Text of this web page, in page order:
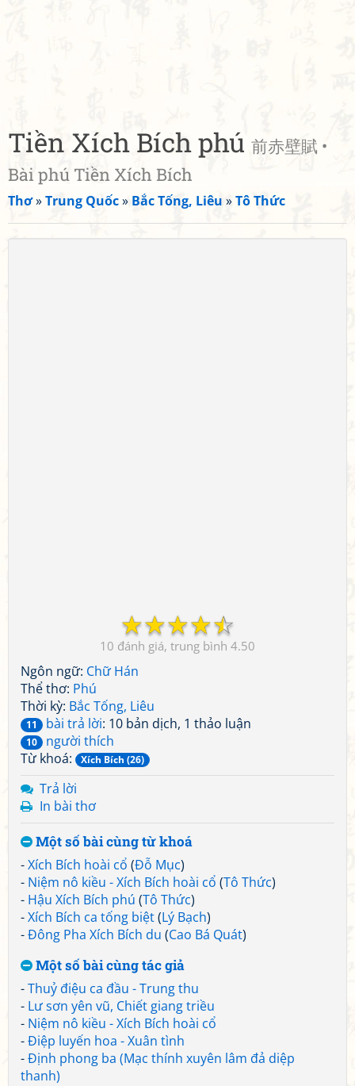
Tiền Xích Bích phú 前赤壁賦 •
Bài phú Tiền Xích Bích
Thơ»Trung Quốc» Bắc Tống, Liêu »Tô Thức
☆
☆
☆
☆
☆
10 4.50
Ngôn ngữ: Chữ Hán
Thể thơ: Phú
Thời kỳ: Bắc Tống, Liêu
11 bài trả lời: 10 bản dịch, 1 thảo luận
10
người thích
Từ khoá:
Xích Bích (26)
Trả lời
In bài thơ
Một số bài cùng từ khoá
-Xích Bích hoài cổ (Đỗ Mục)
- Niệm nô kiều - Xích Bích hoài cổ (Tô Thức)
- Hậu Xích Bích phú (Tô Thức)
-Xích Bích ca tống biệt(Lý Bạch)
-Đông Pha Xích Bích du (Cao Bá Quát)
Một số bài cùng tác giả
-Thuỷ điệu ca đầu - Trung thu
- Lư sơn yên vũ, Chiết giang triều
- Niệm nô kiều - Xích Bích hoài cổ
-Điệp luyến hoa - Xuân tình
-Định phong ba (Mạc thính xuyên lâm đả diệp
thanh)